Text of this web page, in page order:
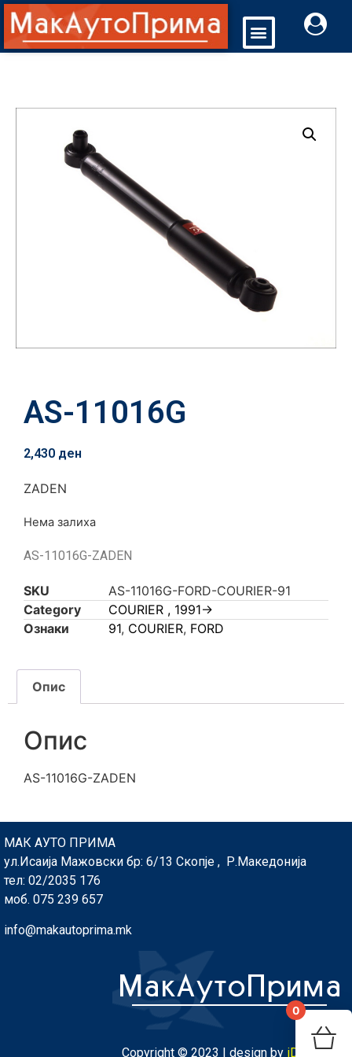
AS-11016G
2,430 ден
ZADEN
Нема залиха
AS-11016G-ZADEN
SKU
AS-11016G-FORD-COURIER-91
Category
COURIER , 1991->
Ознаки
91, COURIER, FORD
Опис
Опис
AS-11016G-ZADEN
МАК АУТО ПРИМА
ул.Исаија Мажовски бр: 6/13 Скопје , Р.Македонија
тел: 02/2035 176
моб. 075 239 657
info@makautoprima.mk
Copyright © 2023 | design by iDesign.mk
0